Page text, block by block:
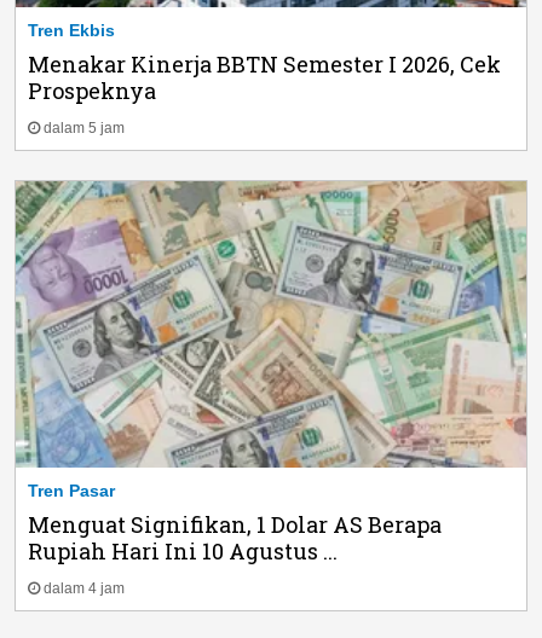
Tren Ekbis
Menakar Kinerja BBTN Semester I 2026, Cek
Prospeknya
dalam 5 jam
Tren Pasar
Menguat Signifikan, 1 Dolar AS Berapa
Rupiah Hari Ini 10 Agustus ...
dalam 4 jam